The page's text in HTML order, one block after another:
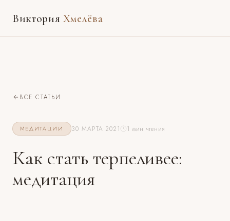
Виктория Хмелёва
ВСЕ СТАТЬИ
МЕДИТАЦИИ 30 МАРТА 2021 1 мин чтения
Как стать терпеливее:
медитация